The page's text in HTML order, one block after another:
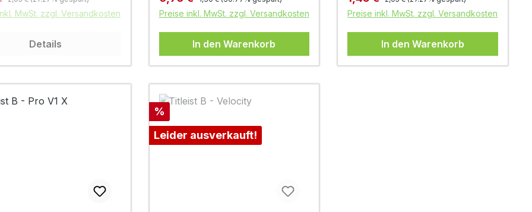
MwSt. zzgl. Versandkosten
Details
Preise inkl. MwSt. zzgl. Versandkosten
In den Warenkorb
Preise inkl. MwSt. zzgl. Versandkosten
In den Warenkorb
Rabatt
%
Leider ausverkauft!